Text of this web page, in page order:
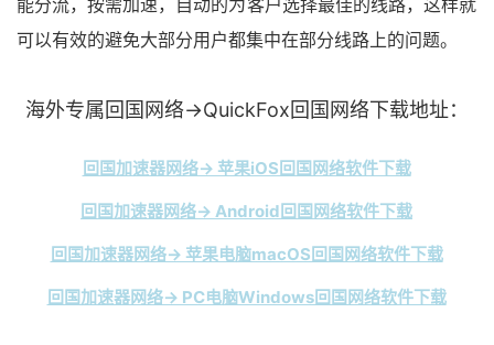
可以有效的避免大部分用户都集中在部分线路上的问题。
海外专属回国网络→QuickFox回国网络下载地址：
回国加速器网络→ 苹果iOS回国网络软件下载
回国加速器网络→ Android回国网络软件下载
回国加速器网络→ 苹果电脑macOS回国网络软件下载
回国加速器网络→ PC电脑Windows回国网络软件下载